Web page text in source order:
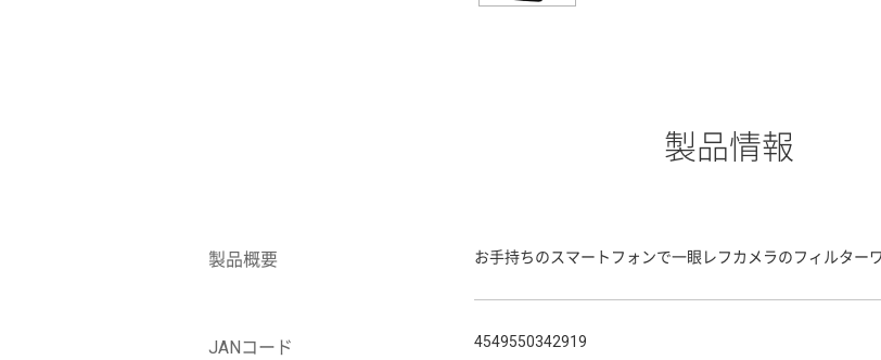
製品情報
製品概要 お手持ちのスマートフォンで一眼レフカメラのフィルター
JANコード 4549550342919